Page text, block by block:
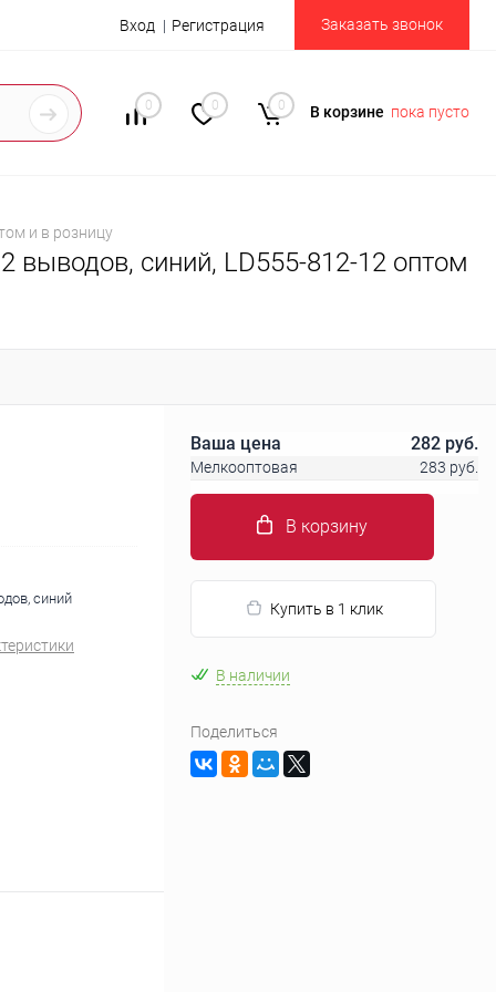
Вход Регистрация Заказать звонок
0 0 0 В корзине пока пусто
и в розницу
выводов, синий, LD555-812-12 оптом
синий
Ваша цена 282 руб.
Мелкооптовая 283 руб.
В корзину
Купить в 1 клик
В наличии
Поделиться